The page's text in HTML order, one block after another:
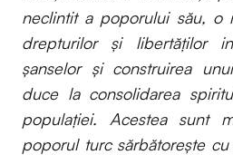
neclintit a poporului său, o
drepturilor și libertăților
șanselor și construirea
duce la consolidarea
populației. Acestea sunt
poporul turc sărbătorește